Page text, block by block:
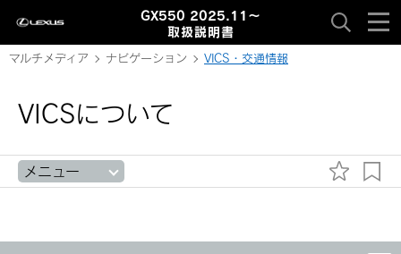
GX550 2025.11～
取扱説明書
マルチメディア ナビゲーション VICS・交通情報
VICSについて
メニュー